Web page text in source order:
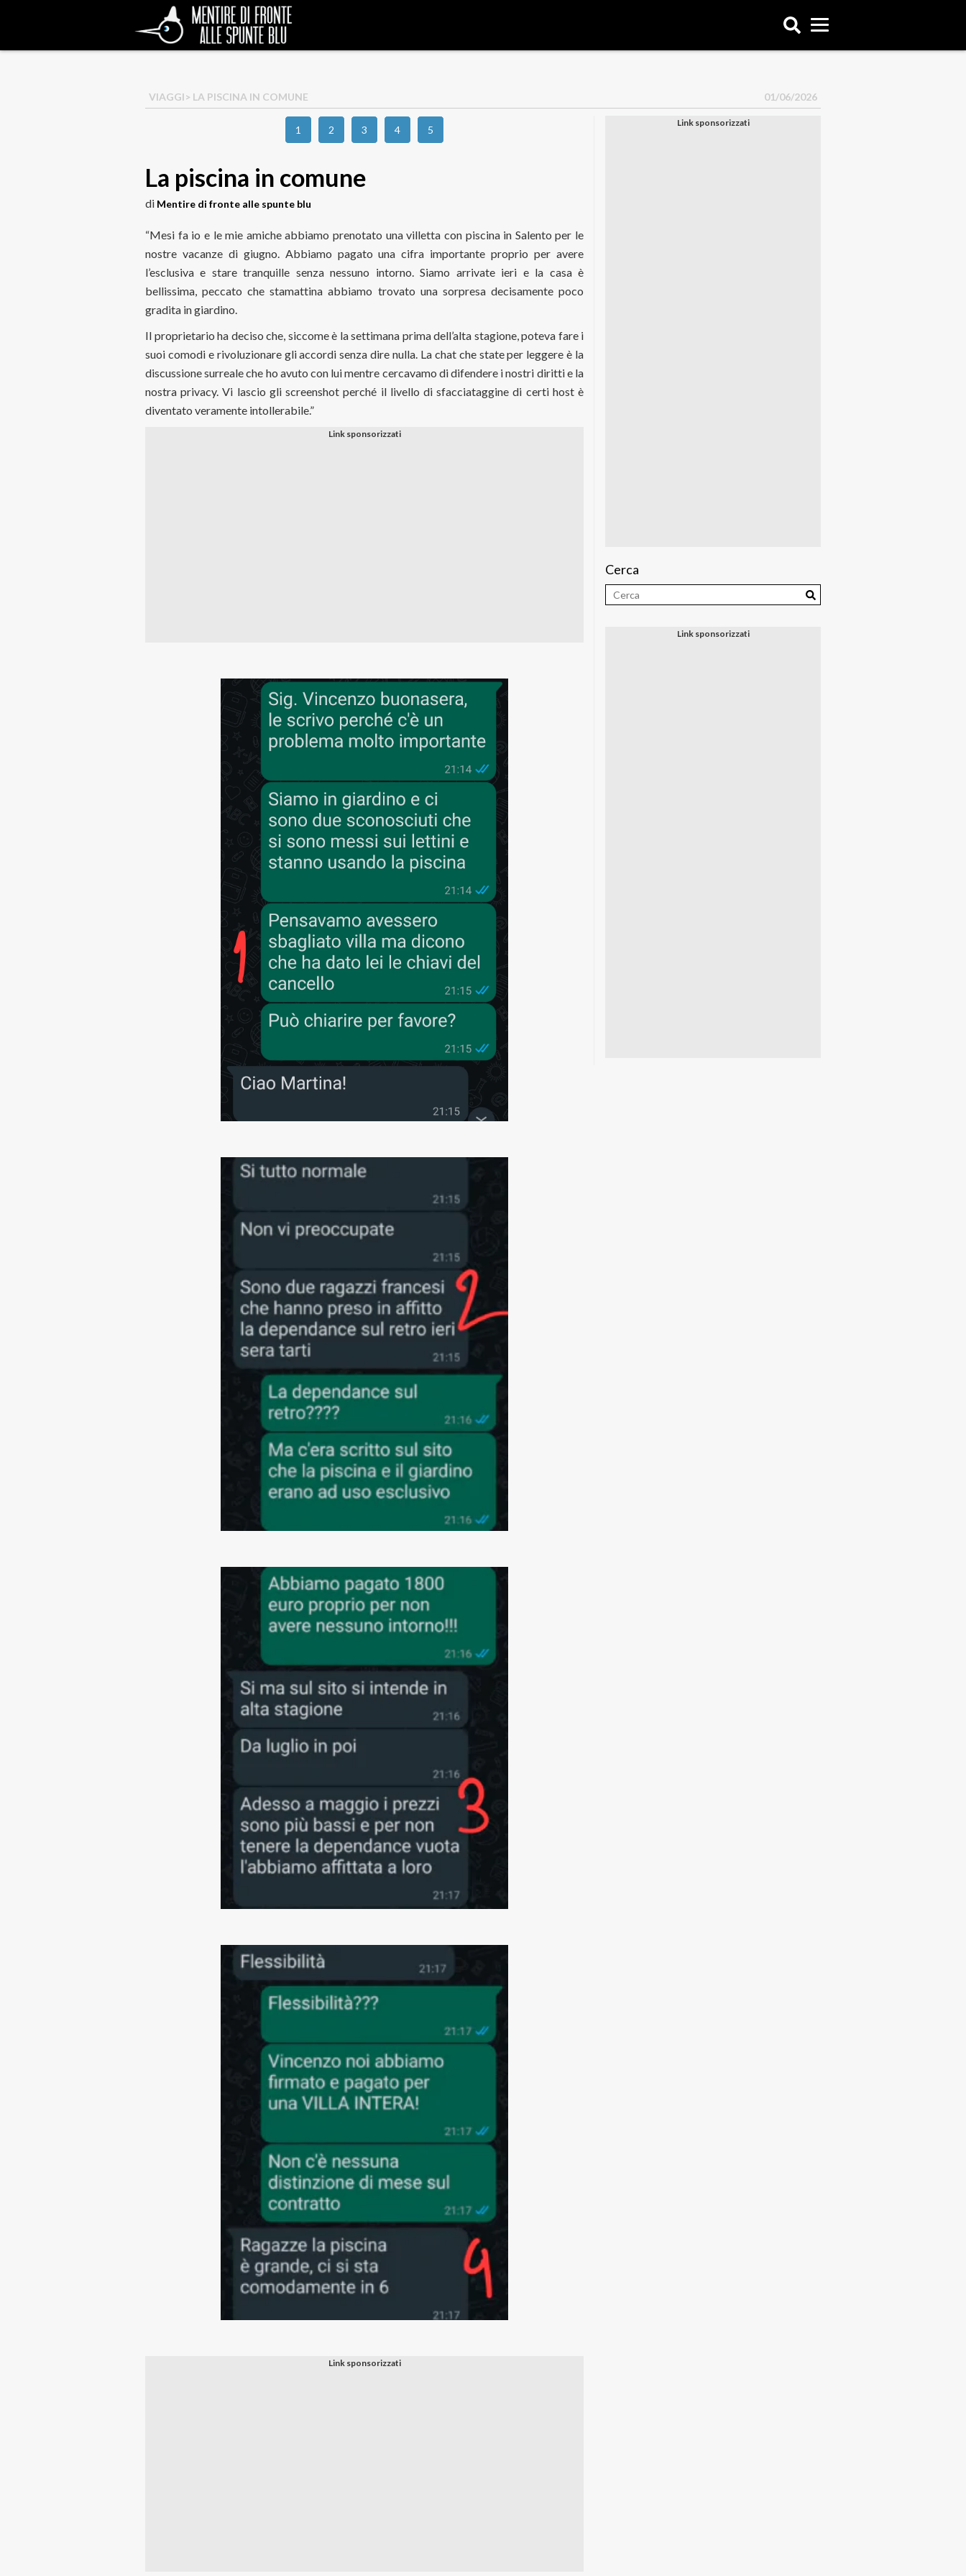
VIAGGI> LA PISCINA IN COMUNE 01/06/2026
1 2 3 4 5
La piscina in comune
di Mentire di fronte alle spunte blu
“Mesi fa io e le mie amiche abbiamo prenotato una villetta con piscina in Salento per le
nostre vacanze di giugno. Abbiamo pagato una cifra importante proprio per avere
l’esclusiva e stare tranquille senza nessuno intorno. Siamo arrivate ieri e la casa è
bellissima, peccato che stamattina abbiamo trovato una sorpresa decisamente poco
gradita in giardino.
Il proprietario ha deciso che, siccome è la settimana prima dell’alta stagione, poteva fare i
suoi comodi e rivoluzionare gli accordi senza dire nulla. La chat che state per leggere è la
discussione surreale che ho avuto con lui mentre cercavamo di difendere i nostri diritti e la
nostra privacy. Vi lascio gli screenshot perché il livello di sfacciataggine di certi host è
diventato veramente intollerabile.”
Cerca